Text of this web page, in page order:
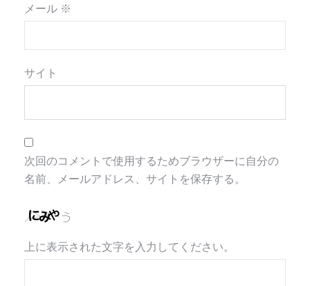
メール ※
サイト
次回のコメントで使用するためブラウザーに自分の
名前、メールアドレス、サイトを保存する。
上に表示された文字を入力してください。